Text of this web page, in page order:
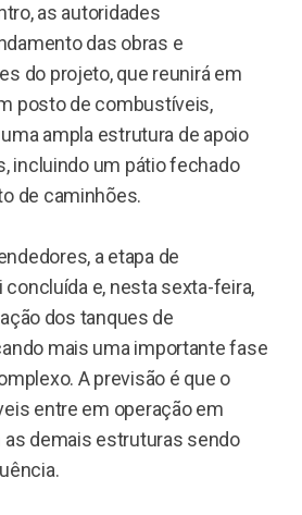
as autoridades
das obras e
do projeto, que reunirá em
posto de combustíveis,
ampla estrutura de apoio
incluindo um pátio fechado
de caminhões.
a etapa de
e, nesta sexta-feira,
dos tanques de
mais uma importante fase
A previsão é que o
entre em operação em
as demais estruturas sendo